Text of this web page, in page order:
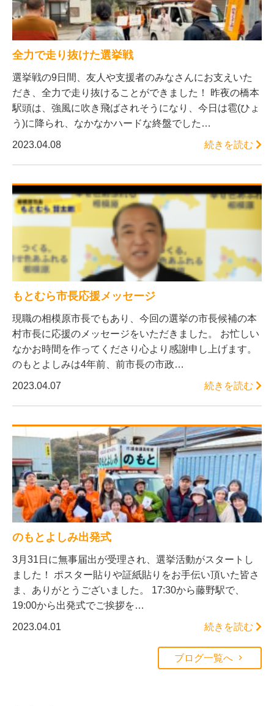
全力で走り抜けた選挙戦
選挙戦の9日間、友人や支援者のみなさんにお支えいた
だき、全力で走り抜けることができました！ 昨夜の橋本
駅頭は、強風に吹き飛ばされそうになり、今日は雹(ひょ
う)に降られ、なかなかハードな終盤でした…
2023.04.08 続きを読む
もとむら市長応援メッセージ
現職の相模原市長でもあり、今回の選挙の市長候補の本
村市長に応援のメッセージをいただきました。 お忙しい
なかお時間を作ってくださり心より感謝申し上げます。
のもとよしみは4年前、前市長の市政…
2023.04.07 続きを読む
のもとよしみ出発式
3月31日に無事届出が受理され、選挙活動がスタートし
ました！ ポスター貼りや証紙貼りをお手伝い頂いた皆さ
ま、ありがとうございました。 17:30から藤野駅で、
19:00から出発式でご挨拶を…
2023.04.01 続きを読む
ブログ一覧へ